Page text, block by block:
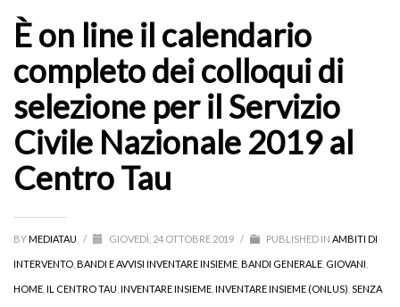
È on line il calendario
completo dei colloqui di
selezione per il Servizio
Civile Nazionale 2019 al
Centro Tau
BYMEDIATAU / GIOVEDÌ, 24 OTTOBRE 2019 / PUBLISHED IN AMBITI DI
INTERVENTO BANDI E AVVISI INVENTARE INSIEME BANDI GENERALE GIOVANI
HOME IL CENTRO TAU INVENTARE INSIEME INVENTARE INSIEME (ONLUS) SENZA